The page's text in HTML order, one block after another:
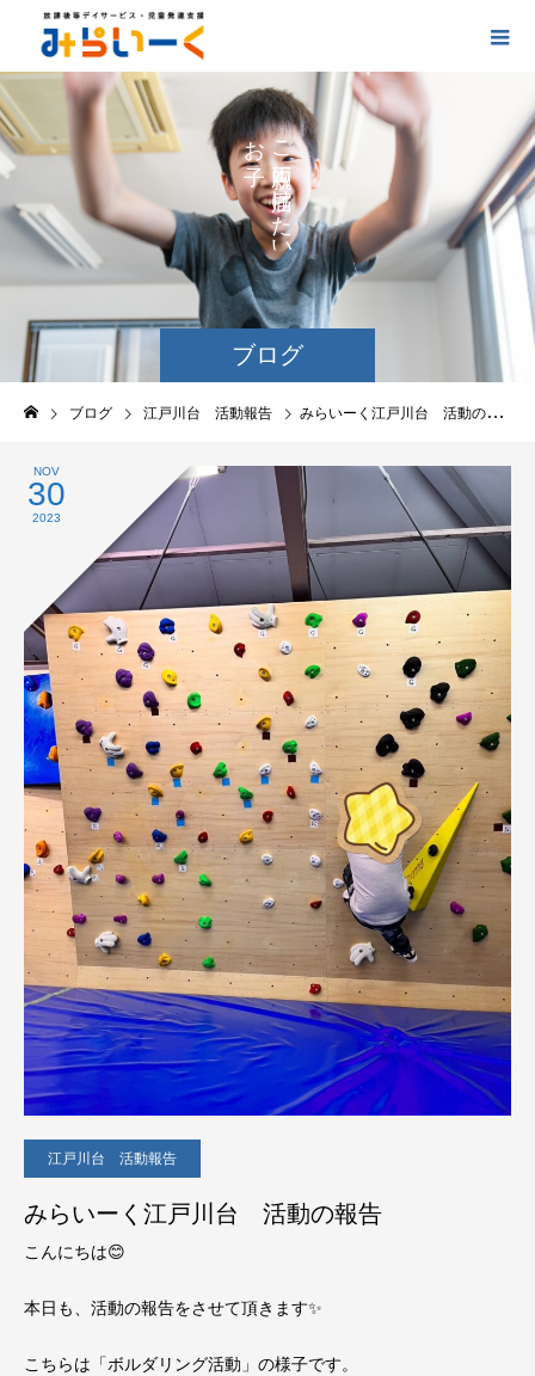
ブログ
ご
に
け
た
い
お
の
の
ブログ 江戸川台 活動報告 みらいーく江戸川台 活動の報告
NOV
30
2023
江戸川台 活動報告
みらいーく江戸川台 活動の報告
こんにちは😊
本日も、活動の報告をさせて頂きます✨
こちらは「ボルダリング活動」の様子です。